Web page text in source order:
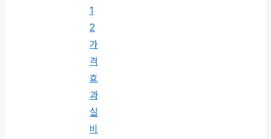
1
2
가
격
효
과
실
비